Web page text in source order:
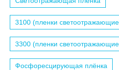
3100 (пленки
3300 (пленки
Фосфоресцирующая плёнка